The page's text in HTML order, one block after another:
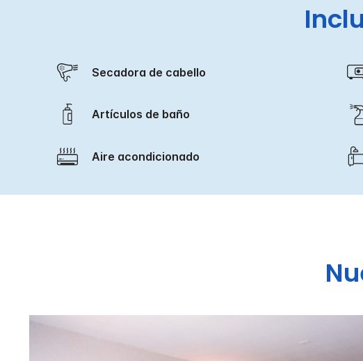
Secadora de cabello
Artículos de baño
Aire acondicionado